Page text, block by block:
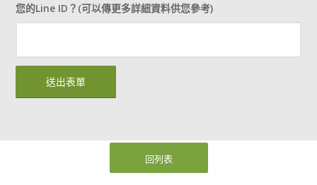
您的Line ID？(可以傳更多詳細資料供您參考)
回列表